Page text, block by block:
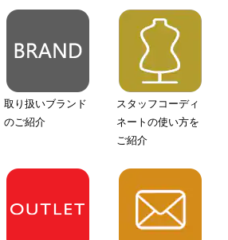
取り扱いブランド
のご紹介
スタッフコーディ
ネートの使い方を
ご紹介